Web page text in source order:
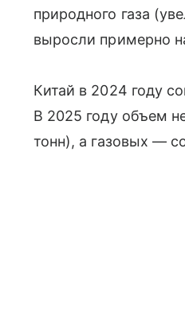
природного газа
выросли примерно
Китай в 2024 году
В 2025 году объем
тонн), а газовых —